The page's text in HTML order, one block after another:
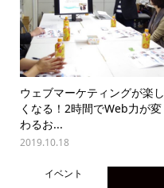
ウェブマーケティングが楽し
くなる！2時間でWeb力が変
わるお...
2019.10.18
イベント